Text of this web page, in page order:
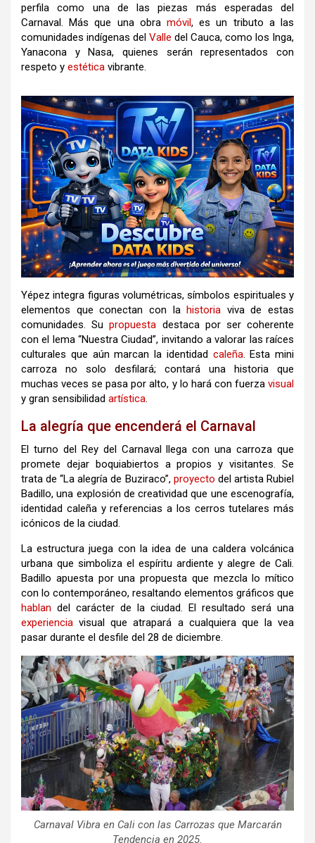
perfila como una de las piezas más esperadas del
Carnaval. Más que una obra móvil, es un tributo a las
comunidades indígenas del Valle del Cauca, como los Inga,
Yanacona y Nasa, quienes serán representados con
respeto y estética vibrante.
Yépez integra figuras volumétricas, símbolos espirituales y
elementos que conectan con la historia viva de estas
comunidades. Supropuesta destaca por ser coherente
con el lema “Nuestra Ciudad”, invitando a valorar las raíces
culturales que aún marcan la identidad caleña. Esta mini
carroza no solo desfilará; contará una historia que
muchas veces se pasa por alto, y lo hará con fuerza visual
y gran sensibilidad artística.
La alegría que encenderá el Carnaval
El turno del Rey del Carnaval llega con una carroza que
promete dejar boquiabiertos a propios y visitantes. Se
trata de “La alegría de Buziraco”, proyecto del artista Rubiel
Badillo, una explosión de creatividad que une escenografía,
identidad caleña y referencias a los cerros tutelares más
icónicos de la ciudad.
La estructura juega con la idea de una caldera volcánica
urbana que simboliza el espíritu ardiente y alegre de Cali.
Badillo apuesta por una propuesta que mezcla lo mítico
con lo contemporáneo, resaltando elementos gráficos que
hablan del carácter de la ciudad. El resultado será una
experiencia visual que atrapará a cualquiera que la vea
pasar durante el desfile del 28 de diciembre.
Carnaval Vibra en Cali con las Carrozas que Marcarán
Tendencia en 2025.